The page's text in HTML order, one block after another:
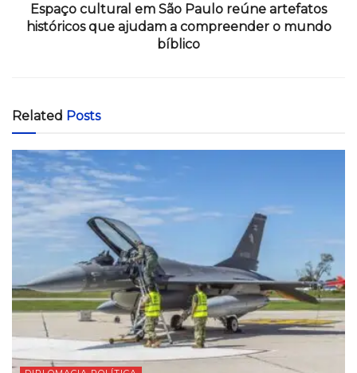
Espaço cultural em São Paulo reúne artefatos
históricos que ajudam a compreender o mundo
bíblico
Related Posts